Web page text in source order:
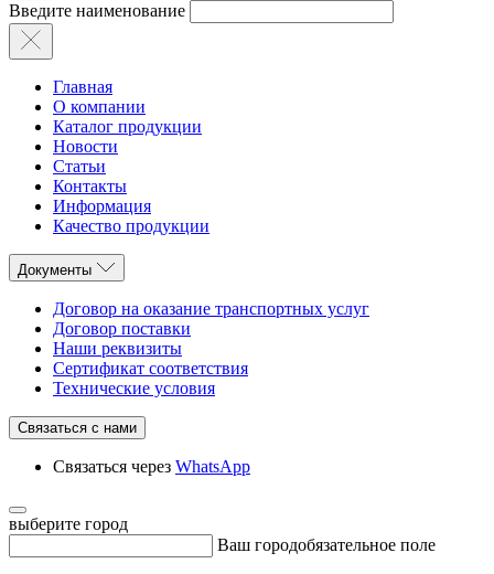
Введите наименование
Главная
О компании
Каталог продукции
Новости
Статьи
Контакты
Информация
Качество продукции
Документы
Договор на оказание транспортных услуг
Договор поставки
Наши реквизиты
Сертификат соответствия
Технические условия
Связаться с нами
Связаться через WhatsApp
выберите город
Ваш городобязательное поле